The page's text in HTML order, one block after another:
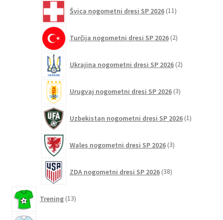
Švica nogometni dresi SP 2026 11izdelkov
Turčija nogometni dresi SP 2026 2izdelka
Ukrajina nogometni dresi SP 2026 2izdelka
Urugvaj nogometni dresi SP 2026 3izdelki
Uzbekistan nogometni dresi SP 2026 1izdelek
Wales nogometni dresi SP 2026 3izdelki
ZDA nogometni dresi SP 2026 38izdelkov
Trening 13izdelkov